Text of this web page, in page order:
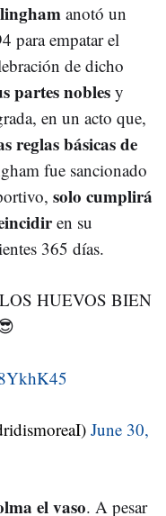
anotó un
para empatar el
de dicho
partes nobles y
en un acto que,
reglas básicas de
fue sancionado
solo cumplirá
en su
365 días.
HUEVOS BIEN
June 30,
el vaso. A pesar